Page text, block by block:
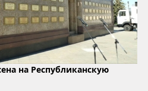
на Республиканскую